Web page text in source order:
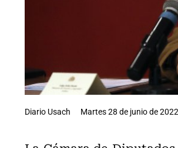
Diario Usach Martes 28 de junio de